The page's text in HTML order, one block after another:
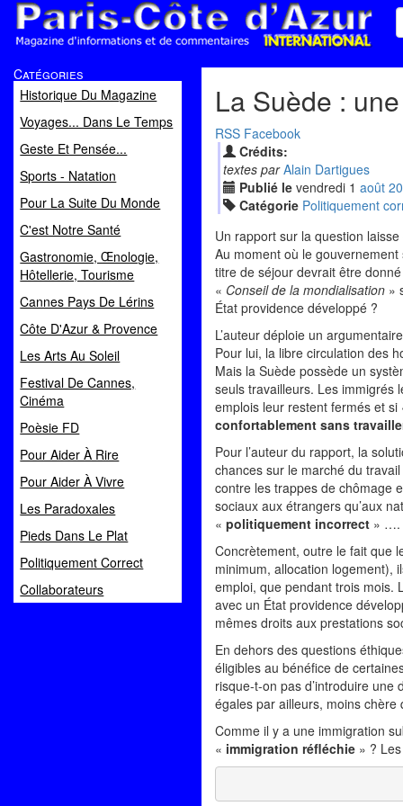
Magazine d'informations et de commentaires
Catégories
Historique Du Magazine
Voyages... Dans Le Temps
Geste Et Pensée...
Sports - Natation
Pour La Suite Du Monde
C'est Notre Santé
Gastronomie, Œnologie,
Hôtellerie, Tourisme
Cannes Pays De Lérins
Côte D'Azur & Provence
Les Arts Au Soleil
Festival De Cannes,
Cinéma
Poèsie FD
Pour Aider À Rire
Pour Aider À Vivre
Les Paradoxales
Pieds Dans Le Plat
Politiquement Correct
Collaborateurs
La Suède :
RSS Facebook
Crédits:
textes par Alain Dartigues
Publié le vendredi 1 août
Catégorie Politiquement
Un rapport sur la question
Au moment où le
titre de séjour devrait être
« Conseil de la mondialisation »
État providence développé ?
L’auteur déploie un
Pour lui, la libre circulation des
Mais la Suède possède un
seuls travailleurs. Les immigrés
emplois leur restent fermés et si
confortablement sans
Pour l’auteur du rapport, la
chances sur le marché du
contre les trappes de chômage
sociaux aux étrangers qu’aux
« politiquement incorrect » ….
Concrètement, outre le fait que
minimum, allocation logement),
emploi, que pendant trois mois.
avec un État providence
mêmes droits aux prestations
En dehors des questions
éligibles au bénéfice de
risque-t-on pas d’introduire
égales par ailleurs, moins
Comme il y a une immigration
« immigration réfléchie » ?